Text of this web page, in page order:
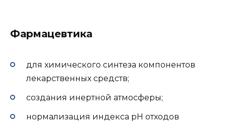
Фармацевтика
для химического синтеза компонентов
лекарственных средств;
создания инертной атмосферы;
нормализация индекса pH отходов